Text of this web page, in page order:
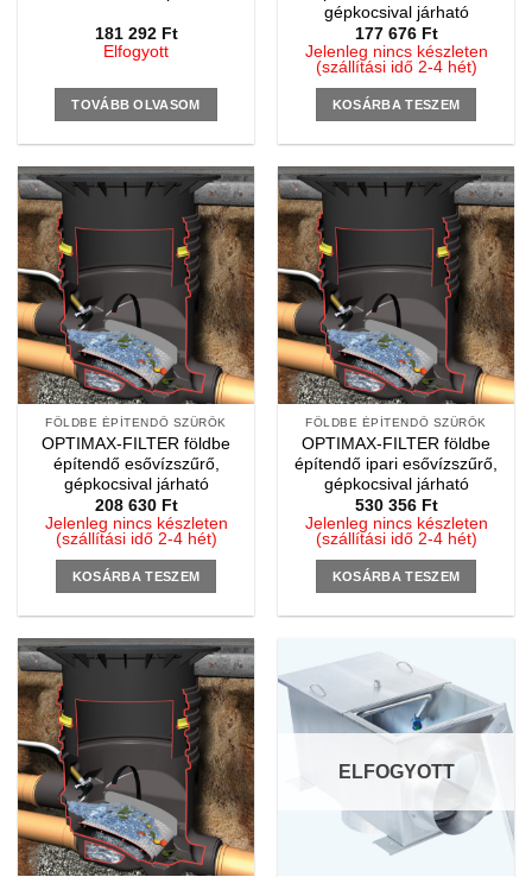
181 292 Ft
Elfogyott
TOVÁBB OLVASOM
gépkocsival járható
177 676 Ft
Jelenleg nincs készleten
(szállítási idő 2-4 hét)
KOSÁRBA TESZEM
FÖLDBE ÉPÍTENDŐ SZŰRŐK
OPTIMAX-FILTER földbe
építendő esővízszűrő,
gépkocsival járható
208 630 Ft
Jelenleg nincs készleten
(szállítási idő 2-4 hét)
KOSÁRBA TESZEM
FÖLDBE ÉPÍTENDŐ SZŰRŐK
OPTIMAX-FILTER földbe
építendő ipari esővízszűrő,
gépkocsival járható
530 356 Ft
Jelenleg nincs készleten
(szállítási idő 2-4 hét)
KOSÁRBA TESZEM
ELFOGYOTT